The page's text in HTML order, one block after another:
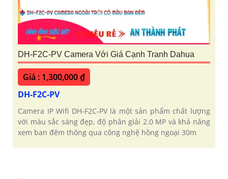
DH-F2C-PV Camera Với Giá Cạnh Tranh Dahua
Giá : 1,300,000 ₫
DH-F2C-PV
Camera IP Wifi DH-F2C-PV là một sản phẩm chất lượng
với màu sắc sáng đẹp, độ phân giải 2.0 MP và khả năng
xem ban đêm thông qua công nghệ hồng ngoại 30m